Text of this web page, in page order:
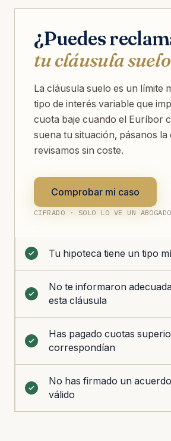
¿Puedes
tu cláusula
La cláusula suelo es un límite
tipo de interés variable que
cuota baje cuando el Euríbor
suena tu situación, pásanos
revisamos sin coste.
Comprobar mi caso
CIFRADO · SOLO LO VE UN ABOGADO
Tu hipoteca tiene un tipo
No te informaron
esta cláusula
Has pagado cuotas
correspondían
No has firmado un
válido